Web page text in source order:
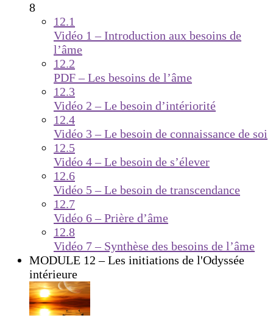
8
12.1
Vidéo 1 – Introduction aux besoins de
l’âme
12.2
PDF – Les besoins de l’âme
12.3
Vidéo 2 – Le besoin d’intériorité
12.4
Vidéo 3 – Le besoin de connaissance de soi
12.5
Vidéo 4 – Le besoin de s’élever
12.6
Vidéo 5 – Le besoin de transcendance
12.7
Vidéo 6 – Prière d’âme
12.8
Vidéo 7 – Synthèse des besoins de l’âme
MODULE 12 – Les initiations de l'Odyssée
intérieure